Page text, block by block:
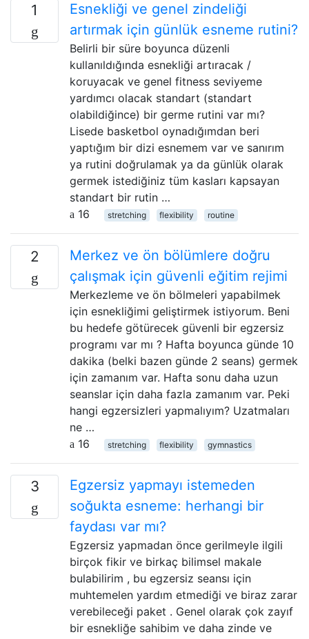
1
Esnekliği ve genel zindeliği
artırmak için günlük esneme rutini?
Belirli bir süre boyunca düzenli
kullanıldığında esnekliği artıracak /
koruyacak ve genel fitness seviyeme
yardımcı olacak standart (standart
olabildiğince) bir germe rutini var mı?
Lisede basketbol oynadığımdan beri
yaptığım bir dizi esnemem var ve sanırım
ya rutini doğrulamak ya da günlük olarak
germek istediğiniz tüm kasları kapsayan
standart bir rutin …
16
stretching flexibility routine
2
Merkez ve ön bölümlere doğru
çalışmak için güvenli eğitim rejimi
Merkezleme ve ön bölmeleri yapabilmek
için esnekliğimi geliştirmek istiyorum. Beni
bu hedefe götürecek güvenli bir egzersiz
programı var mı ? Hafta boyunca günde 10
dakika (belki bazen günde 2 seans) germek
için zamanım var. Hafta sonu daha uzun
seanslar için daha fazla zamanım var. Peki
hangi egzersizleri yapmalıyım? Uzatmaları
ne …
16
stretching flexibility gymnastics
3
Egzersiz yapmayı istemeden
soğukta esneme: herhangi bir
faydası var mı?
Egzersiz yapmadan önce gerilmeyle ilgili
birçok fikir ve birkaç bilimsel makale
bulabilirim , bu egzersiz seansı için
muhtemelen yardım etmediği ve biraz zarar
verebileceği paket . Genel olarak çok zayıf
bir esnekliğe sahibim ve daha zinde ve